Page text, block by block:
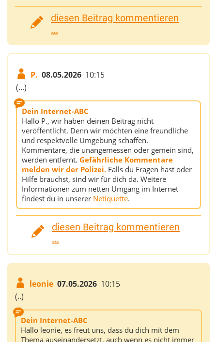
diesen Beitrag kommentieren
...
P. 08.05.2026 10:15
(...)
Dein Internet-ABC
Hallo P., wir haben deinen Beitrag nicht
veröffentlicht. Denn wir möchten eine freundliche
und respektvolle Umgebung schaffen.
Kommentare, die unangemessen oder gemein sind,
werden entfernt. Gefährliche Kommentare
melden wir der Polizei. Falls du Fragen hast oder
Hilfe brauchst, sind wir für dich da. Weitere
Informationen zum netten Umgang im Internet
findest du in unserer Netiquette.
diesen Beitrag kommentieren
...
leonie 07.05.2026 10:15
(..)
Dein Internet-ABC
Hallo leonie, es freut uns, dass du dich mit dem
Thema auseinandersetzt, auch wenn es nicht immer